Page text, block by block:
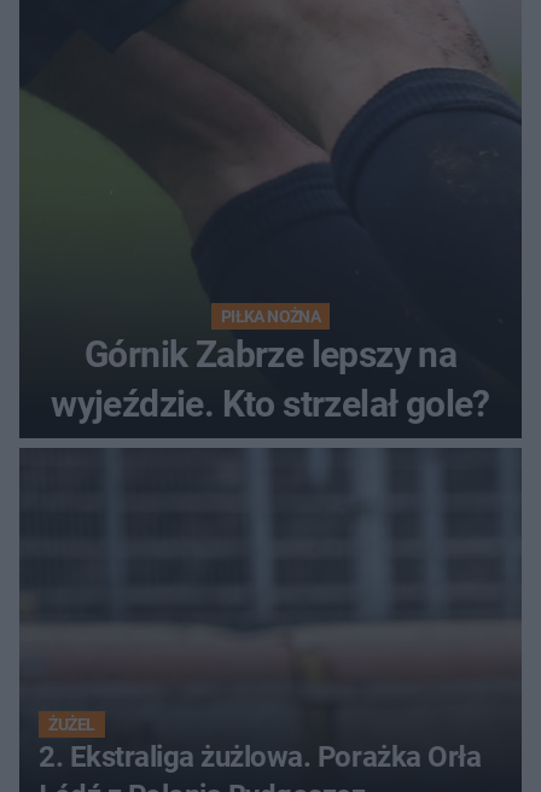
PIŁKA NOŻNA
Górnik Zabrze lepszy na
wyjeździe. Kto strzelał gole?
ŻUŻEL
2. Ekstraliga żużlowa. Porażka Orła